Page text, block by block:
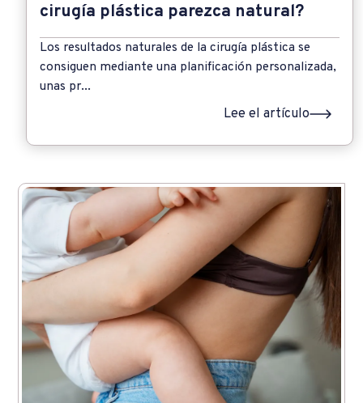
cirugía plástica parezca natural?
Los resultados naturales de la cirugía plástica se
consiguen mediante una planificación personalizada,
unas pr...
Lee el artículo